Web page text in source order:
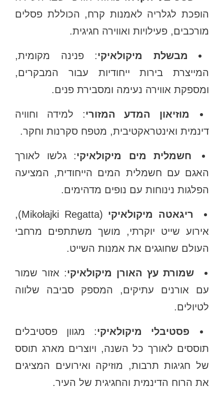
הופכת לגלריה לאמנות קרח, הכוללת פסלים
מורכבים, פעילויות ואווירה חגיגית.
מבשלת מיקולאיקי: פנינה מקומית,
המייצרת בירות ייחודיות עבור המבקרים,
ומספקת אווירה נעימה ומסבירת פנים.
מוזיאון המדע המזורי: למידה וחוויה
דינמית ואינטראקטיבית, מטפח סקרנות וחקר.
חשמלית מים מיקולאיקי: גלשו לאורך
האגם עם חשמלית המים הייחודית, המציעה
הפלגות נינוחות עם נופים מדהימים.
ריגאטה מיקולאיקי
(Mikołajki Regatta),
אירוע שייט יוקרתי, מושך משתתפים מרחבי
העולם שחוגגים את אמנות השייט.
שמורת עץ האורן מיקולאיקי: אזור שמור
עם אורנים עתיקים, המספק סביבה שלווה
לטיולים.
פסטיבלי מיקולאיקי: מגוון פסטיבלים
תוססים לאורך כל השנה, ויוצרים מארג תוסס
של חגיגות תרבות, מוזיקה ואירועים המציגים
את הרוח הדינמית והחגיגית של העיר.